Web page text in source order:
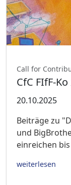
Call for
CfC FIfF-
20.10.2025
Beiträge zu
und
einreichen
weiterlesen